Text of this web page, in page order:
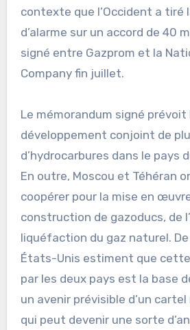
contexte que l’Occident a tiré
d’alarme sur un accord de 40
signé entre Gazprom et la
Company fin juillet.
Le mémorandum signé prévoit
développement conjoint de
d’hydrocarbures dans le pays
En outre, Moscou et Téhéran
coopérer pour la mise en
construction de gazoducs, de
liquéfaction du gaz naturel.
États-Unis estiment que
par les deux pays est la base
un avenir prévisible d’un
qui peut devenir une sorte